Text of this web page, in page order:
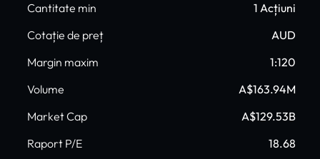
Cantitate min
1 Acțiuni
Cotație de preț
AUD
Margin maxim
1:120
Volume
A$163.94M
Market Cap
A$129.53B
Raport P/E
18.68